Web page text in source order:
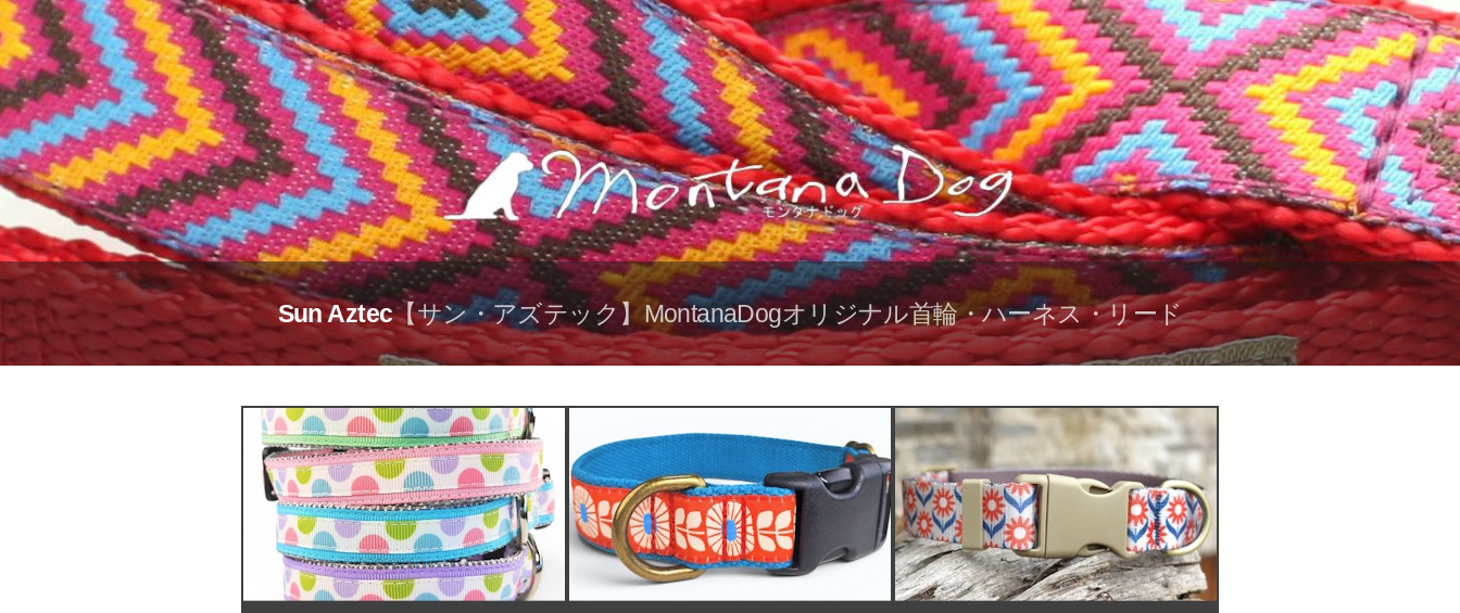
Sun Aztec【サン・アズテック】MontanaDogオリジナル首輪・ハーネス・リード